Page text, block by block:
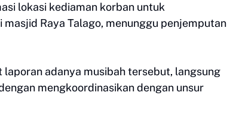
lokasi kediaman korban untuk
Raya Talago, menunggu penjemputan
adanya musibah tersebut, langsung
mengkoordinasikan dengan unsur